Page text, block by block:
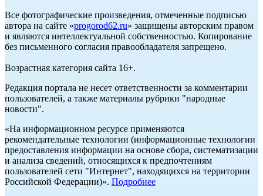
Все фотографические произведения, отмеченные подписью
автора на сайте «progorod62.ru» защищены авторским правом
и являются интеллектуальной собственностью. Копирование
без письменного согласия правообладателя запрещено.
Возрастная категория сайта 16+.
Редакция портала не несет ответственности за комментарии
пользователей, а также материалы рубрики "народные
новости".
«На информационном ресурсе применяются
рекомендательные технологии (информационные технологии
предоставления информации на основе сбора, систематизации
и анализа сведений, относящихся к предпочтениям
пользователей сети "Интернет", находящихся на территории
Российской Федерации)». Подробнее